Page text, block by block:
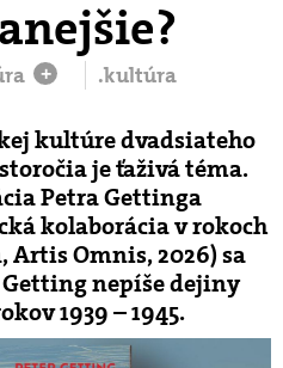
+ .kultúra
kultúre dvadsiateho
je ťaživá téma.
Petra Gettinga
kolaborácia v rokoch
Artis Omnis, 2026) sa
Getting nepíše dejiny
1939 – 1945.